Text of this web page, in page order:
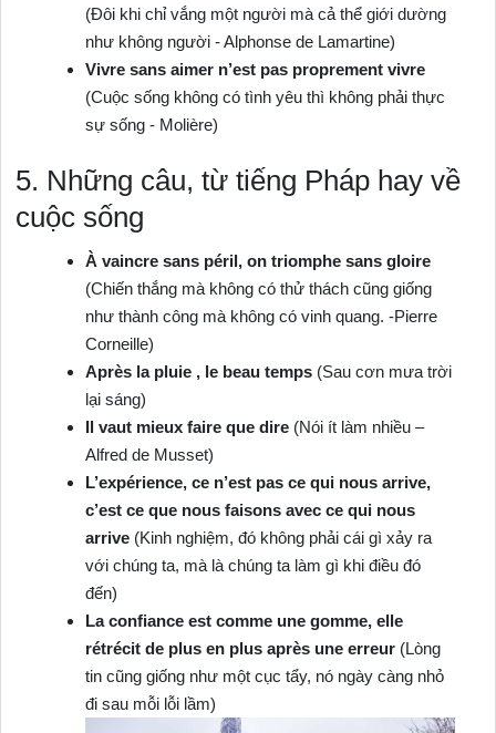
(Đôi khi chỉ vắng một người mà cả thể giới dường
như không người ‐ Alphonse de Lamartine)
Vivre sans aimer n’est pas proprement vivre
(Cuộc sống không có tình yêu thì không phải thực
sự sống ‐ Molière)
5. Những câu, từ tiếng Pháp hay về
cuộc sống
À vaincre sans péril, on triomphe sans gloire
(Chiến thắng mà không có thử thách cũng giống
như thành công mà không có vinh quang. ‐Pierre
Corneille)
Après la pluie , le beau temps(Sau cơn mưa trời
lại sáng)
Il vaut mieux faire que dire(Nói ít làm nhiều –
Alfred de Musset)
L’expérience, ce n’est pas ce qui nous arrive,
c’est ce que nous faisons avec ce qui nous
arrive (Kinh nghiệm, đó không phải cái gì xảy ra
với chúng ta, mà là chúng ta làm gì khi điều đó
đến)
La confiance est comme une gomme, elle
rétrécit de plus en plus après une erreur(Lòng
tin cũng giống như một cục tẩy, nó ngày càng nhỏ
đi sau mỗi lỗi lầm)